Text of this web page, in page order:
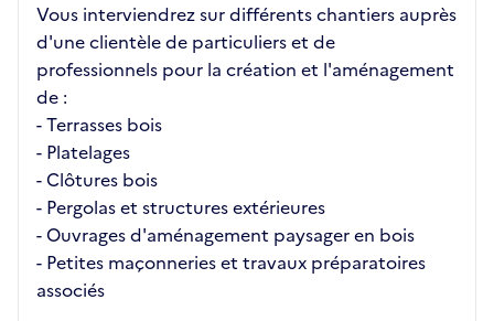
Vous interviendrez sur différents chantiers auprès
d'une clientèle de particuliers et de
professionnels pour la création et l'aménagement
de :
- Terrasses bois
- Platelages
- Clôtures bois
- Pergolas et structures extérieures
- Ouvrages d'aménagement paysager en bois
- Petites maçonneries et travaux préparatoires
associés